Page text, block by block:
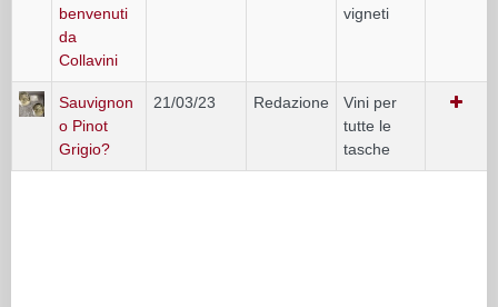
benvenuti
da
Collavini
vigneti
Sauvignon
o Pinot
Grigio?
21/03/23 Redazione
Vini per
tutte le
tasche